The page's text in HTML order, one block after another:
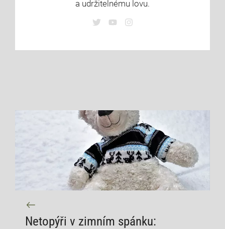
a udržitelnému lovu.
Netopýři v zimním spánku: